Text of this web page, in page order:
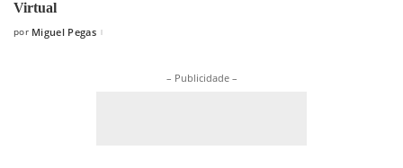
Virtual
Posted
por Miguel Pegas
– Publicidade –